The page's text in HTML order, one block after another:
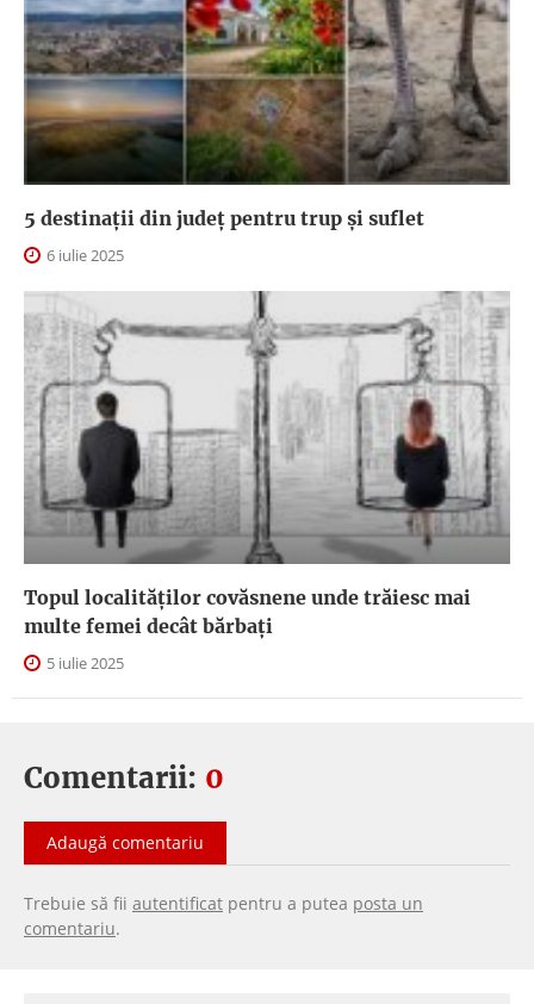
5 destinații din județ pentru trup și suflet
6 iulie 2025
Topul localităților covăsnene unde trăiesc mai
multe femei decât bărbați
5 iulie 2025
Comentarii: 0
Adaugă comentariu
Trebuie să fii autentificat pentru a putea posta un
comentariu.